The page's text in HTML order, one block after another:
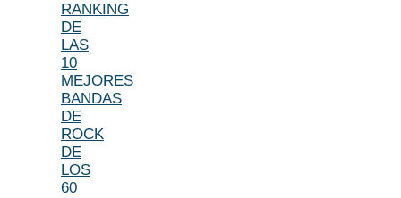
RANKING
DE
LAS
10
MEJORES
BANDAS
DE
ROCK
DE
LOS
60